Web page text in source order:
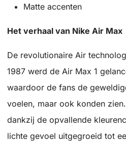
Matte accenten
Het verhaal van Nike Air Max
De revolutionaire Air
1987 werd de Air Max 1
waardoor de fans de
voelen, maar ook konden
dankzij de opvallende
lichte gevoel uitgegroeid tot